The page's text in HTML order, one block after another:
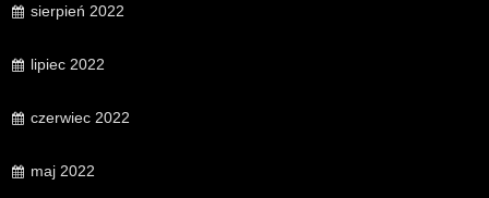
sierpień 2022
lipiec 2022
czerwiec 2022
maj 2022